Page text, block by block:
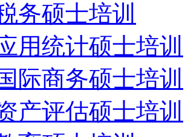
务硕士培训
用统计硕士培训
际商务硕士培训
产评估硕士培训